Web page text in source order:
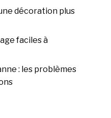
décoration plus
faciles à
: les problèmes